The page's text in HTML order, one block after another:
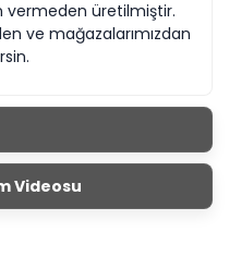
vermeden üretilmiştir.
ve mağazalarımızdan
Videosu